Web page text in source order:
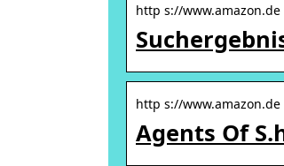
http s://www.amazon.de
http s://www.amazon.de
Agents Of